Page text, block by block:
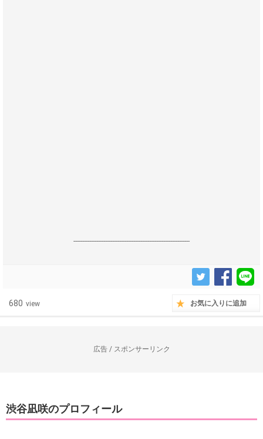
------------------------------------------------------------------
680 view お気に入りに追加
広告 / スポンサーリンク
渋谷凪咲のプロフィール